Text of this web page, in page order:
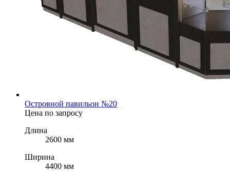
Островной павильон №20
Цена по запросу
Длина
2600 мм
Ширина
4400 мм